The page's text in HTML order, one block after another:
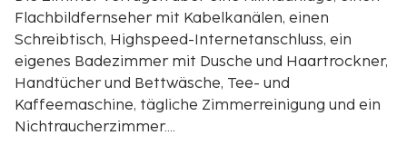
Flachbildfernseher mit Kabelkanälen, einen
Schreibtisch, Highspeed-Internetanschluss, ein
eigenes Badezimmer mit Dusche und Haartrockner,
Handtücher und Bettwäsche, Tee- und
Kaffeemaschine, tägliche Zimmerreinigung und ein
Nichtraucherzimmer.